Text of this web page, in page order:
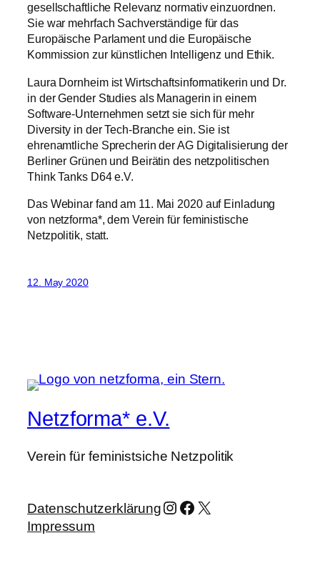
gesellschaftliche Relevanz normativ einzuordnen.
Sie war mehrfach Sachverständige für das
Europäische Parlament und die Europäische
Kommission zur künstlichen Intelligenz und Ethik.
Laura Dornheim ist Wirtschaftsinformatikerin und Dr.
in der Gender Studies als Managerin in einem
Software-Unternehmen setzt sie sich für mehr
Diversity in der Tech-Branche ein. Sie ist
ehrenamtliche Sprecherin der AG Digitalisierung der
Berliner Grünen und Beirätin des netzpolitischen
Think Tanks D64 e.V.
Das Webinar fand am 11. Mai 2020 auf Einladung
von netzforma*, dem Verein für feministische
Netzpolitik, statt.
12. May 2020
Netzforma* e.V.
Verein für feministsiche Netzpolitik
Datenschutzerklärung
Impressum
Instagram
Facebook
X